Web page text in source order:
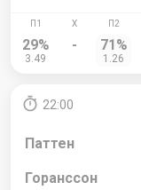
29%
3.49
- 71%
1.26
22:00
Паттен
Горанссон